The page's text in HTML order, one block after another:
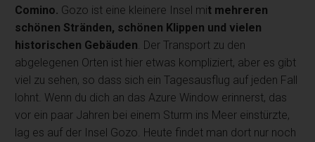
Comino. Gozo ist eine kleinere Insel mit mehreren
schönen Stränden, schönen Klippen und vielen
historischen Gebäuden. Der Transport zu den
abgelegenen Orten ist hier etwas kompliziert, aber es gibt
viel zu sehen, so dass sich ein Tagesausflug auf jeden Fall
lohnt. Wenn du dich an das Azure Window erinnerst, das
vor ein paar Jahren bei einem Sturm ins Meer einstürzte,
lag es auf der Insel Gozo. Heute findet man dort nur noch